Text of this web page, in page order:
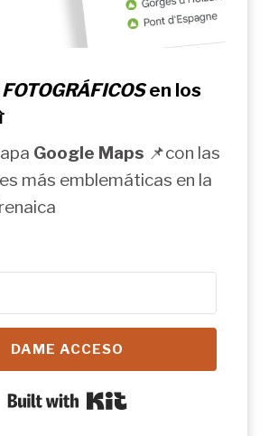
en los
Google Maps 📌con las
más emblemáticas en la
DAME ACCESO